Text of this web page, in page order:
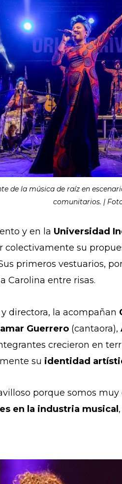
de la música de raíz en
comunitarios. |
y en la Universidad
colectivamente su
primeros vestuarios,
Carolina entre risas.
directora, la acompañan
Guerrero (cantaora),
crecieron en
su identidad
porque somos muy
en la industria musical